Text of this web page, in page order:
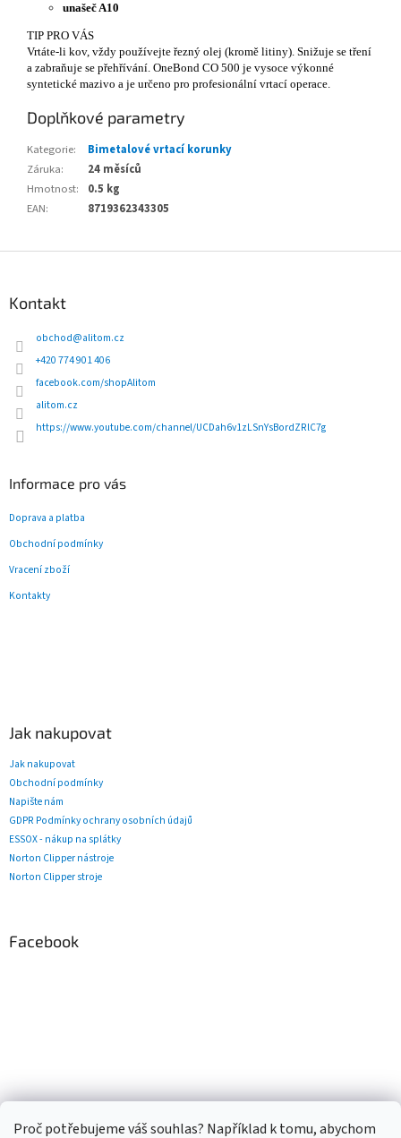
Proč potřebujeme váš souhlas? Například k tomu, abychom
unašeč A10
TIP PRO VÁS
Vrtáte-li kov, vždy používejte řezný olej (kromě litiny). Snižuje se tření
a zabraňuje se přehřívání. OneBond CO 500 je vysoce výkonné
syntetické mazivo a je určeno pro profesionální vrtací operace.
Doplňkové parametry
Kategorie:
Bimetalové vrtací korunky
Záruka:
24 měsíců
Hmotnost:
0.5 kg
EAN: 8719362343305
Kontakt
obchod@alitom.cz
+420 774 901 406
facebook.com/shopAlitom
alitom.cz
https://www.youtube.com/channel/UCDah6v1zLSnYsBordZRlC7g
Informace pro vás
Doprava a platba
Obchodní podmínky
Vracení zboží
Kontakty
Jak nakupovat
Jak nakupovat
Obchodní podmínky
Napište nám
GDPR Podmínky ochrany osobních údajů
ESSOX - nákup na splátky
Norton Clipper nástroje
Norton Clipper stroje
Facebook